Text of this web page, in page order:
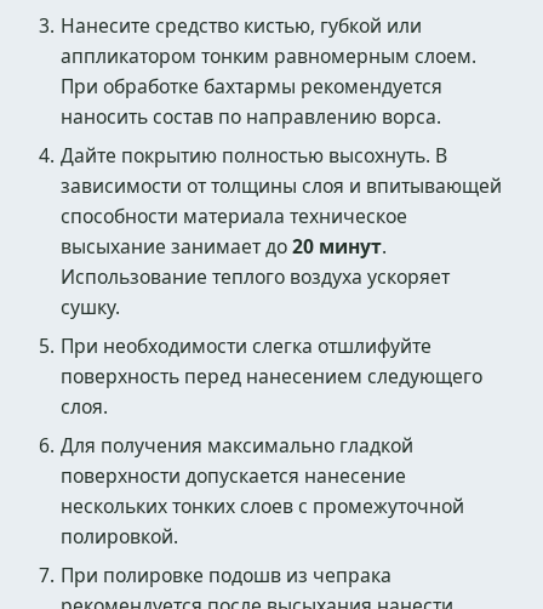
Нанесите средство кистью, губкой или
аппликатором тонким равномерным слоем.
При обработке бахтармы рекомендуется
наносить состав по направлению ворса.
Дайте покрытию полностью высохнуть. В
зависимости от толщины слоя и впитывающей
способности материала техническое
высыхание занимает до20 минут.
Использование теплого воздуха ускоряет
сушку.
При необходимости слегка отшлифуйте
поверхность перед нанесением следующего
слоя.
Для получения максимально гладкой
поверхности допускается нанесение
нескольких тонких слоев с промежуточной
полировкой.
При полировке подошв из чепрака